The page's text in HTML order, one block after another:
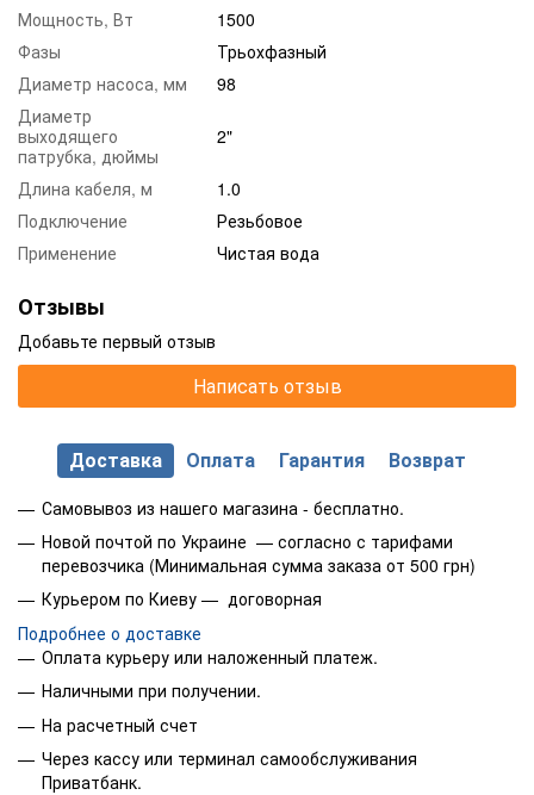
Мощность, Вт
1500
Фазы
Трьохфазный
Диаметр насоса, мм
98
Диаметр
выходящего
патрубка, дюймы
2"
Длина кабеля, м
1.0
Подключение
Резьбовое
Применение
Чистая вода
Отзывы
Добавьте первый отзыв
Написать отзыв
Доставка Оплата Гарантия Возврат
Самовывоз из нашего магазина - бесплатно.
Новой почтой по Украине — согласно с тарифами
перевозчика (Минимальная сумма заказа от 500 грн)
Курьером по Киеву — договорная
Подробнее о доставке
Оплата курьеру или наложенный платеж.
Наличными при получении.
На расчетный счет
Через кассу или терминал самообслуживания
Приватбанк.